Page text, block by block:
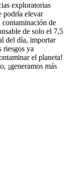
exploratorias
podría elevar
contaminación de
de solo el 7,5
del día, importar
riesgos ya
el planeta!
¡generamos más